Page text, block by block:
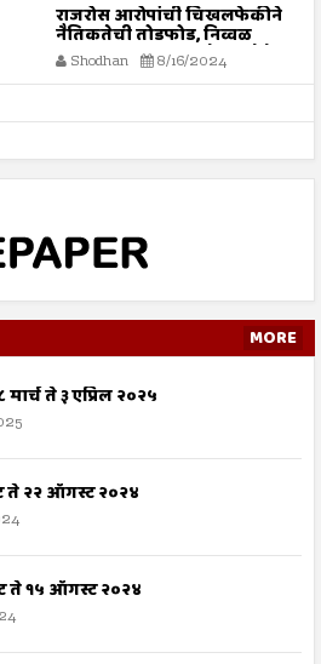
राजरोस आरोपांची चिखलफेकीने
नैतिकतेची तोडफोड, निव्वळ
गलथान राजकारणामुळे जनसेवेचा
बट्ट्याबोळ...!
Shodhan 8/16/2024
MORE
ते ३ एप्रिल २०२५
ते २२ ऑगस्ट २०२४
ते १५ ऑगस्ट २०२४